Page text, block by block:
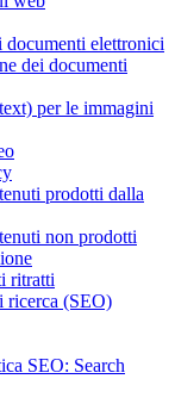
documenti elettronici
dei documenti
per le immagini
prodotti dalla
non prodotti
ritratti
ricerca (SEO)
SEO: Search